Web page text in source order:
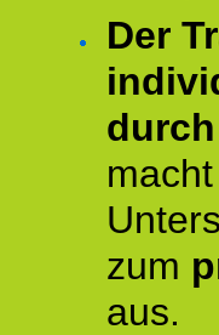
Der
zum
aus.